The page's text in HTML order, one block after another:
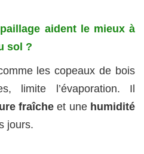
aident le mieux à
sol ?
les copeaux de bois
limite l’évaporation. Il
fraîche et une humidité
jours.